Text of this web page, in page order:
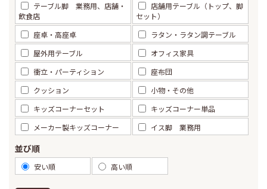
テーブル脚 業務用、店舗・
飲食店
店舗用テーブル（トップ、脚
セット）
座卓・高座卓
ラタン・ラタン調テーブル
屋外用テーブル
オフィス家具
衝立・パーティション
座布団
クッション
小物・その他
キッズコーナーセット
キッズコーナー単品
メーカー製キッズコーナー
イス脚 業務用
並び順
安い順 高い順